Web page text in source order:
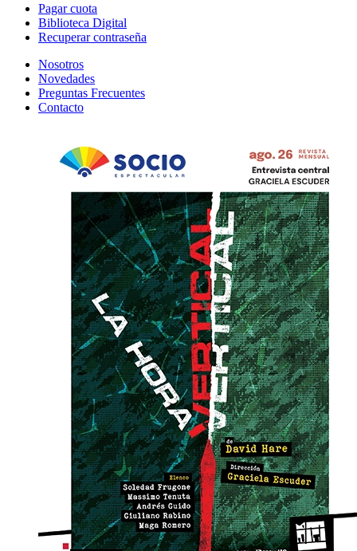
Pagar cuota
Biblioteca Digital
Recuperar contraseña
Nosotros
Novedades
Preguntas Frecuentes
Contacto